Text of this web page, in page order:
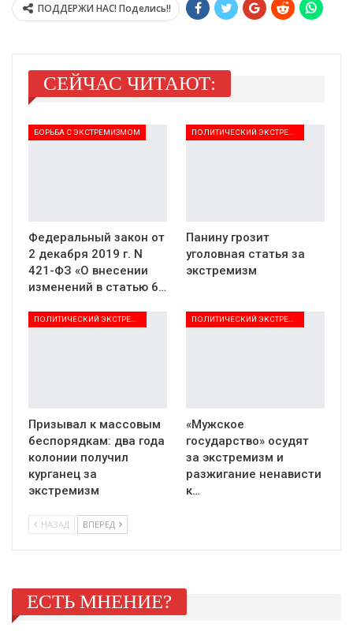
ПОДДЕРЖИ НАС! Поделись!!
СЕЙЧАС ЧИТАЮТ:
БОРЬБА С ЭКСТРЕМИЗМОМ
Федеральный закон от
2 декабря 2019 г. N
421-ФЗ «О внесении
изменений в статью 6…
Панину грозит
уголовная статья за
экстремизм
Призывал к массовым
беспорядкам: два года
колонии получил
курганец за
экстремизм
«Мужское
государство» осудят
за экстремизм и
разжигание ненависти
к…
НАЗАД ВПЕРЕД
ЕСТЬ МНЕНИЕ?